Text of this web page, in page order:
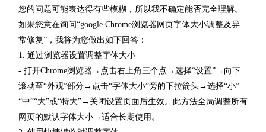
您的问题可能表达得有些模糊，所以我不确定能否完全理解。
如果您意在询问“google Chrome浏览器网页字体大小调整及异
常修复”，我将为您做出如下回答：
1. 通过浏览器设置调整字体大小
- 打开Chrome浏览器→点击右上角三个点→选择“设置”→向下
滚动至“外观”部分→点击“字体大小”旁的下拉箭头→选择“小”
“中”“大”或“特大”→关闭设置页面后生效。此方法全局调整所有
网页的默认字体大小→适合长期使用。